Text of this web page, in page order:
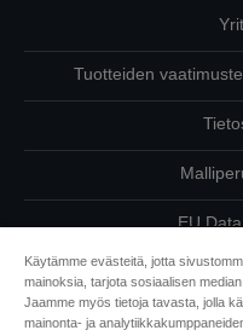
Tuotteiden
EU
Ota meihin
Käytämme evästeitä, jotta
mainoksia, tarjota sosiaalisen
Jaamme myös tietoja tavasta, jolla
mainonta- ja